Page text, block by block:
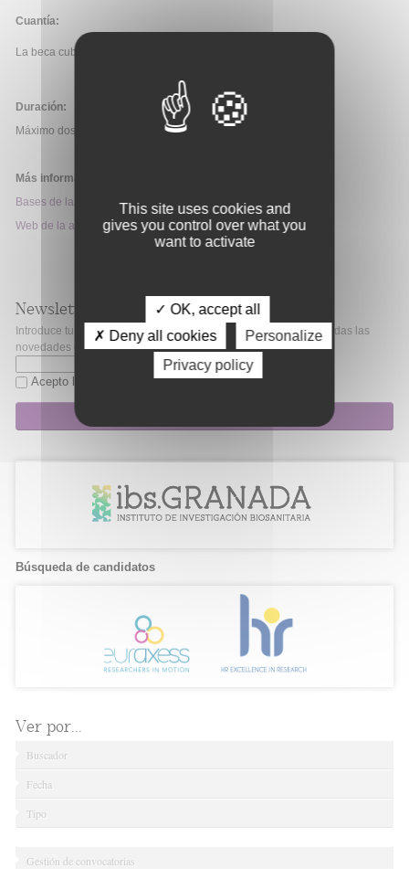
Cuantía:
La beca cubrirá el salario del investigador.
Duración:
Máximo dos años.
Más información:
Bases de la convocatoria
Web de la ayuda
Newsletter
Introduce tu correo electrónico si quieres mantenerte al día de todas las
novedades de Fibao.
Acepto la política de privacidad
Búsqueda de candidatos
Ver por...
Buscador
Fecha
Tipo
Gestión de convocatorias
This site uses cookies and
gives you control over what you
want to activate
✓ OK, accept all
✗ Deny all cookies
Personalize
Privacy policy